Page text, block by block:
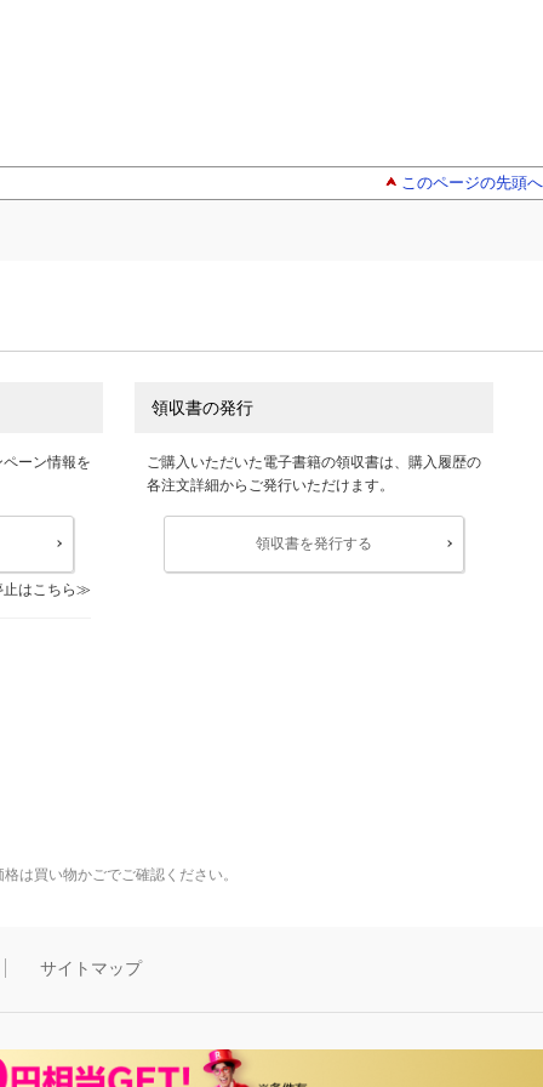
このページの先頭へ
ーン情報を
はこちら
領収書の発行
ご購入いただいた電子書籍の領収書は、購入履歴の
各注文詳細からご発行いただけます。
領収書を発行する
は買い物かごでご確認ください。
サイトマップ